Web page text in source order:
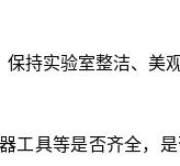
持实验室整洁、美观
工具等是否齐全，